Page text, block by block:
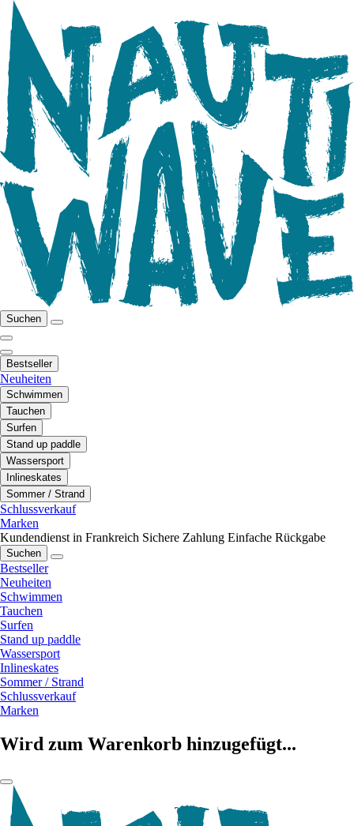
Suchen
Bestseller
Neuheiten
Schwimmen
Tauchen
Surfen
Stand up paddle
Wassersport
Inlineskates
Sommer / Strand
Schlussverkauf
Marken
Kundendienst in Frankreich Sichere Zahlung Einfache Rückgabe
Suchen
Bestseller
Neuheiten
Schwimmen
Tauchen
Surfen
Stand up paddle
Wassersport
Inlineskates
Sommer / Strand
Schlussverkauf
Marken
Wird zum Warenkorb hinzugefügt...